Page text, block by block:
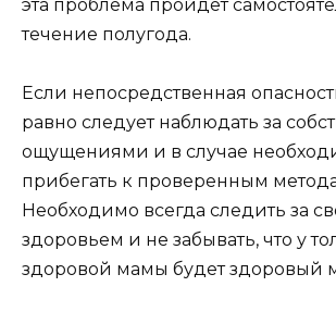
эта проблема пройдёт
течение полугода.
Если непосредственная
равно следует наблюдать за
ощущениями и в случае
прибегать к проверенным
Необходимо всегда следить за
здоровьем и не забывать, что у
здоровой мамы будет здоровый